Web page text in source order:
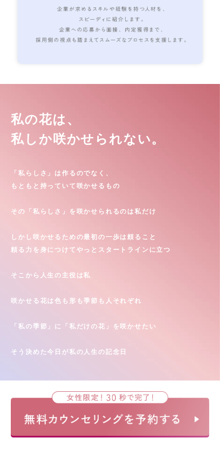
私の花は、
私しか咲かせられない。
「私らしさ」は作るのでなく、
もともと持っていて咲かせるもの
その「私らしさ」を咲かせられるのは私だけ
しかし咲かせるための最初の一歩は頼ること
頼る力を身につけてやっとスタートラインに立つ
そこから人生の主役は私
咲かせる花は色も形も季節も人それぞれ
「私の季節」に「私だけの花」を咲かせたい
そう決めた今日が私の人生の記念日